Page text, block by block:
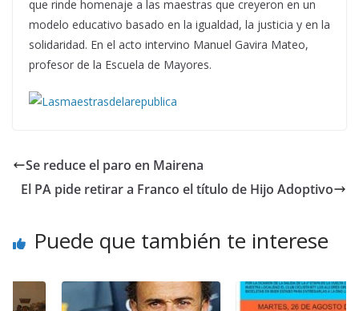
que rinde homenaje a las maestras que creyeron en un
modelo educativo basado en la igualdad, la justicia y en la
solidaridad. En el acto intervino Manuel Gavira Mateo,
profesor de la Escuela de Mayores.
Se reduce el paro en Mairena
El PA pide retirar a Franco el título de Hijo Adoptivo
Puede que también te interese